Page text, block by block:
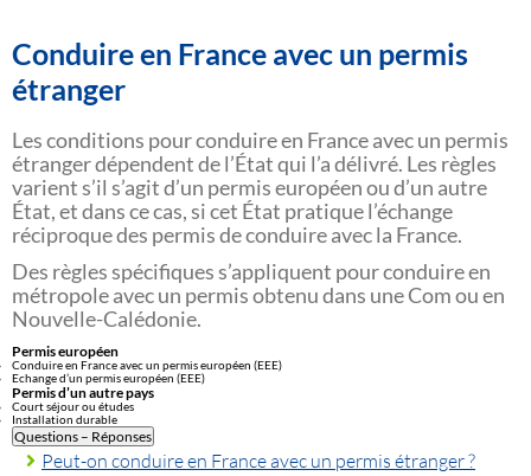
Conduire en France avec un permis
étranger
Les conditions pour conduire en France avec un permis
étranger dépendent de l’État qui l’a délivré. Les règles
varient s’il s’agit d’un permis européen ou d’un autre
État, et dans ce cas, si cet État pratique l’échange
réciproque des permis de conduire avec la France.
Des règles spécifiques s’appliquent pour conduire en
métropole avec un permis obtenu dans une Com ou en
Nouvelle-Calédonie.
Permis européen
Conduire en France avec un permis européen (EEE)
Echange d’un permis européen (EEE)
Permis d’un autre pays
Court séjour ou études
Installation durable
Questions – Réponses
Peut-on conduire en France avec un permis étranger ?